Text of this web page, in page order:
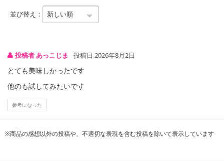
並び替え：
投稿者 あっこじま 投稿日 2026年8月2日
とても美味しかったです
他のも試してみたいです
参考になった
※商品の感想以外の投稿や、不適切な表現を含む投稿を除いて表示しています